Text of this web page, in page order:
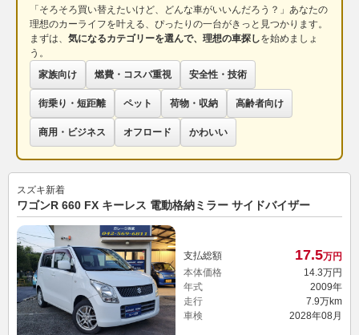
「そろそろ買い替えたいけど、どんな車がいいんだろう？」あなたの
理想のカーライフを叶える、ぴったりの一台がきっと見つかります。
まずは、 気になるカテゴリーを選んで、理想の車探しを始めましょ
う。
家族向け
燃費・コスパ重視 安全性・技術
街乗り・短距離 ペット 荷物・収納 高齢者向け
商用・ビジネス オフロード かわいい
スズキ新着
ワゴンR 660 FX キーレス 電動格納ミラー サイドバイザー
支払総額 17.5万円
本体価格
14. 3万円
年式
2009年
走行
7.9万km
車検
2028年08月